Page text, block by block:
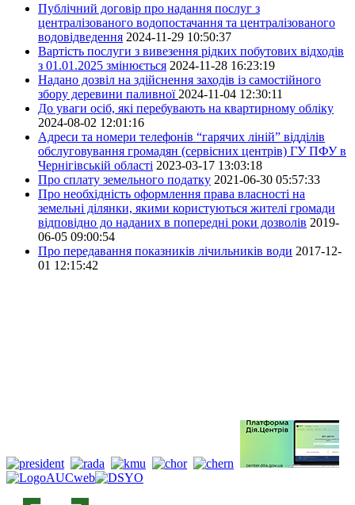
Публічний договір про надання послуг з
централізованого водопостачання та централізованого
водовідведення 2024-11-29 10:50:37
Вартість послуги з вивезення рідких побутових відходів
з 01.01.2025 змінюється 2024-11-28 16:23:19
Надано дозвіл на здійснення заходів із самостійного
збору деревини паливної 2024-11-04 12:30:11
До уваги осіб, які перебувають на квартирному обліку
2024-08-02 12:01:16
Адреси та номери телефонів “гарячих ліній” відділів
обслуговування громадян (сервісних центрів) ГУ ПФУ в
Чернігівській області 2023-03-17 13:03:18
Про сплату земельного податку 2021-06-30 05:57:33
Про необхідність оформлення права власності на
земельні ділянки, якими користуються жителі громади
відповідно до наданих в попередні роки дозволів 2019-
06-05 09:00:54
Про передавання показників лічильників води 2017-12-
01 12:15:42